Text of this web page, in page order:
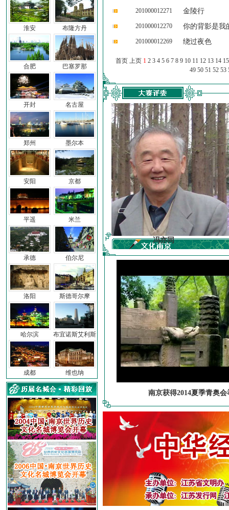
淮安
合肥
开封
郑州
安阳
平遥
承德
洛阳
哈尔滨
成都
布隆方丹
巴塞罗那
名古屋
墨尔本
京都
米兰
伯尔尼
斯德哥尔摩
布宜诺斯艾利斯
维也纳
201000012271 金陵行
201000012270 你的背影是我
201000012269 绕过夜色
首页 上页 1 2 3 4 5 6 7 8 9 10 11 12 13 14 15
49 50 51 52 53
前子 冯亦同
南京获得2014夏季青奥会